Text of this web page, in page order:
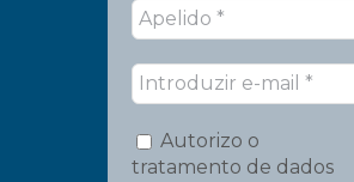
Autorizo o
tratamento de dados